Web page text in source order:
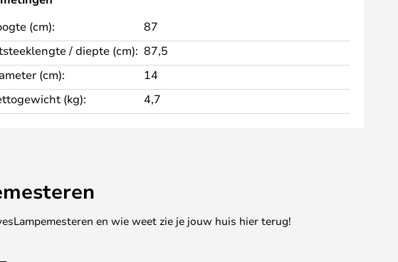
(cm):
87
/ diepte (cm): 87,5
(cm):
14
(kg):
4,7
en wie weet zie je jouw huis hier terug!